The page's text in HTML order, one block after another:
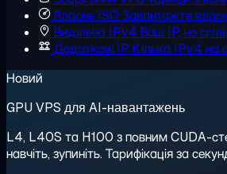
Власне ISO Завантажте
Виділена IPv4 Ваш IP, не
Додаткові IP Кілька IPv4 на
Новий
GPU VPS для AI-навантажень
L4, L40S та H100 з повним CUDA-
навчіть, зупиніть. Тарифікація за